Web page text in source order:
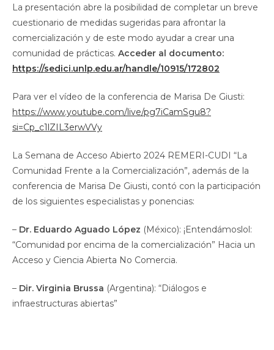
La presentación abre la posibilidad de completar un breve
cuestionario de medidas sugeridas para afrontar la
comercialización y de este modo ayudar a crear una
comunidad de prácticas. Acceder al documento:
https://sedici.unlp.edu.ar/handle/10915/172802
Para ver el vídeo de la conferencia de Marisa De Giusti:
https://www.youtube.com/live/pg7iCamSgu8?
si=Cp_c1lZIL3erwVVy
La Semana de Acceso Abierto 2024 REMERI-CUDI “La
Comunidad Frente a la Comercialización”, además de la
conferencia de Marisa De Giusti, contó con la participación
de los siguientes especialistas y ponencias:
– Dr. Eduardo Aguado López (México): ¡Entendámoslol:
“Comunidad por encima de la comercialización” Hacia un
Acceso y Ciencia Abierta No Comercia.
– Dir. Virginia Brussa (Argentina): “Diálogos e
infraestructuras abiertas”